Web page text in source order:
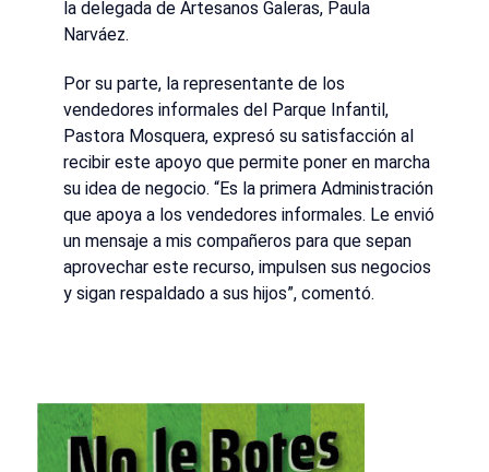
la delegada de Artesanos Galeras, Paula
Narváez.
Por su parte, la representante de los
vendedores informales del Parque Infantil,
Pastora Mosquera, expresó su satisfacción al
recibir este apoyo que permite poner en marcha
su idea de negocio. “Es la primera Administración
que apoya a los vendedores informales. Le envió
un mensaje a mis compañeros para que sepan
aprovechar este recurso, impulsen sus negocios
y sigan respaldado a sus hijos”, comentó.